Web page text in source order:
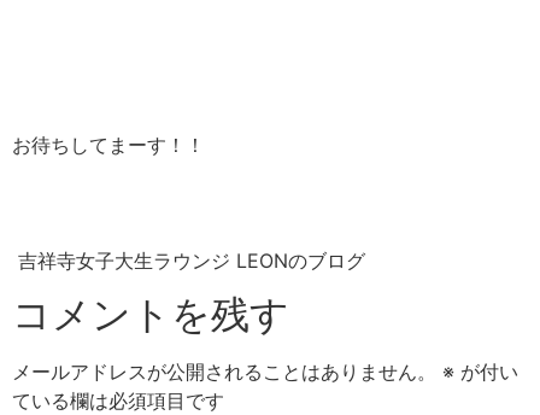
お待ちしてまーす！！
吉祥寺女子大生ラウンジ LEONのブログ
コメントを残す
メールアドレスが公開されることはありません。 ※ が付い
ている欄は必須項目です